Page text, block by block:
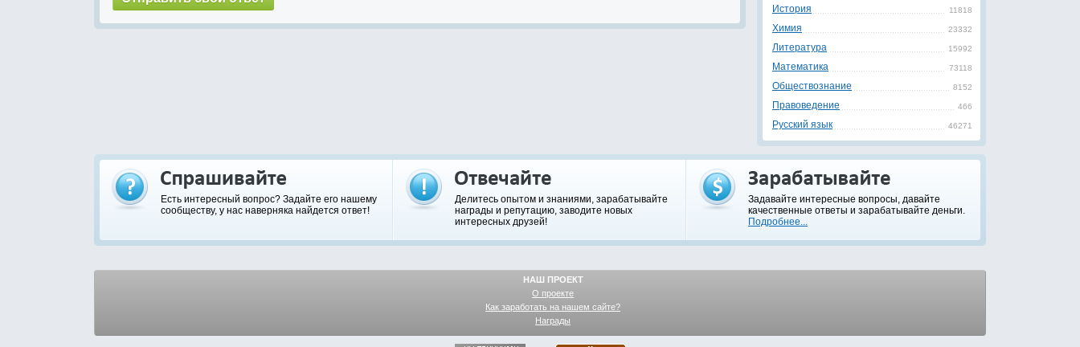
11818
История
23332
Химия
15992
Литература
73118
Математика
8152
Обществознание
466
Правоведение
46271
Русский язык
Есть интересный вопрос? Задайте его нашему
сообществу, у нас наверняка найдется ответ!
Делитесь опытом и знаниями, зарабатывайте
награды и репутацию, заводите новых
интересных друзей!
Задавайте интересные вопросы, давайте
качественные ответы и зарабатывайте деньги.
Подробнее...
НАШ ПРОЕКТ
О проекте
Как заработать на нашем сайте?
Награды